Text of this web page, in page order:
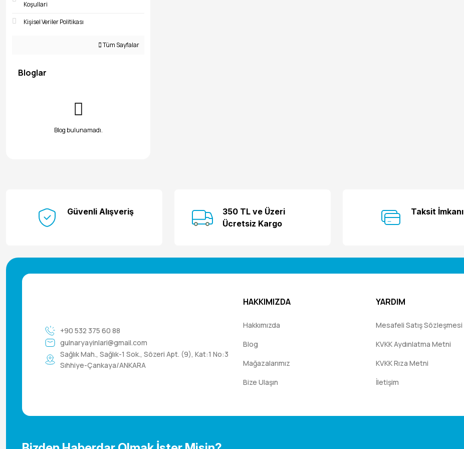
Lütfi Bulut (2)
Mehmet Bahadır (2)
Mesut Kocaman (2)
Ahmet Emre Coşkun (1)
Ali Gökce (1)
Canan Özdemir (1)
Emir Hasan Çelik (1)
Ethem Erkoç (1)
Feride Açık Abalı (1)
Haluk Gülle (1)
Hayri Hızarcıoğlu (1)
İsmet Özalp (1)
İzzet Özcanoğlu (1)
Lazime Gazioğlu (1)
Mehmet Sait Uluçay (1)
Mert Vidinli (1)
Koşullari
Kişisel Veriler Politikası
Tüm Sayfalar
Bloglar
Blog bulunamadı.
Güvenli Alışveriş
350 TL ve Üzeri
Ücretsiz Kargo
Taksit İmkanı
+90 532 375 60 88
gulnaryayinlari@gmail.com
Sağlık Mah., Sağlık-1 Sok., Sözeri Apt. (9), Kat:1 No:3
Sıhhiye-Çankaya/ANKARA
HAKKIMIZDA
Hakkımızda
Blog
Mağazalarımız
Bize Ulaşın
YARDIM
Mesafeli Satış Sözleşmesi
KVKK Aydınlatma Metni
KVKK Rıza Metni
İletişim